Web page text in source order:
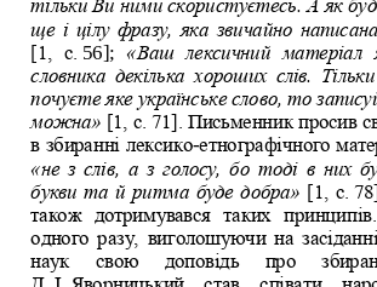
ще і цілу фразу, яка звичайно
[1,  с. 56]; «Ваш  лексичний  матеріал
словника  декілька  хороших  слів.
почуєте яке українське слово, то
можна» [1, с. 71]. Письменник просив
в збиранні лексико-етнографічного
«не з слів, а з голосу, бо тоді в них
букви та й ритма буде добра» [1, с.
також  дотримувався  таких
одного  разу,  виголошуючи  на
наук   свою   доповідь   про
Д. І. Яворницький  став  співати